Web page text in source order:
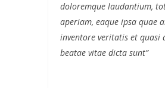
doloremque laudantium,
aperiam, eaque ipsa quae
inventore veritatis et quasi
beatae vitae dicta sunt”